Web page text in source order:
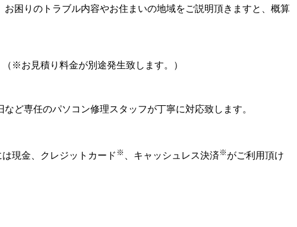
困りのトラブル内容やお住まいの地域をご説明頂きますと、概算
※お見積り料金が別途発生致します。）
ど専任のパソコン修理スタッフが丁寧に対応致します。
現金、クレジットカード ※ 、キャッシュレス決済 ※ がご利用頂け